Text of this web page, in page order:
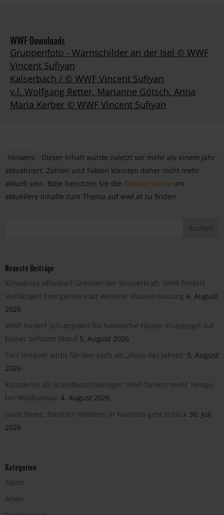
WWF Downloads
Gruppenfoto - Warnschilder an der Isel © WWF
Vincent Sufiyan
Kalserbach / © WWF Vincent Sufiyan
v.l. Wolfgang Retter, Marianne Götsch, Anna
Maria Kerber © WWF Vincent Sufiyan
Hinweis:
Dieser Inhalt wurde zuletzt vor mehr als einem Jahr
aktualisiert. Zahlen und Fakten könnten daher nicht mehr
aktuell sein. Bitte benutzen Sie die Globale Suche um
aktuellere Inhalte zum Thema auf wwf.at zu finden.
Neueste Beiträge
Klimakrise offenbart Grenzen der Wasserkraft: WWF fordert
vielfältigen Energiemix statt weiterer Flussverbauung 6. August
2026
WWF fordert Schutzpaket für heimische Flüsse: Flusspegel auf
bisher tiefstem Stand 5. August 2026
Toni Innauer wirbt für den Lech als „Fluss des Jahres“ 5. August
2026
Klimakrise als Brandbeschleuniger: WWF fordert mehr Tempo
bei Waldumbau 4. August 2026
Good News: Nashorn-Wilderei in Namibia geht zurück 30. Juli
2026
Kategorien
Alpen
Arten